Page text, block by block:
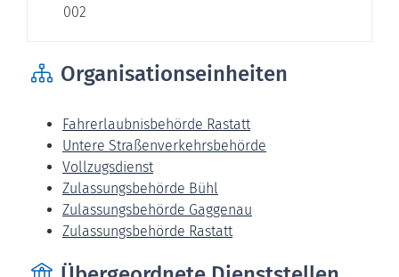
002
Organisationseinheiten
Fahrerlaubnisbehörde Rastatt
Untere Straßenverkehrsbehörde
Vollzugsdienst
Zulassungsbehörde Bühl
Zulassungsbehörde Gaggenau
Zulassungsbehörde Rastatt